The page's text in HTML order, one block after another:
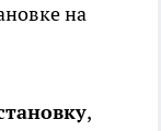
на
,